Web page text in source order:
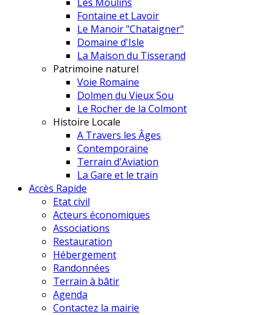
Fontaine et Lavoir
Le Manoir "Chataigner"
Domaine d'Isle
La Maison du Tisserand
Patrimoine naturel
Voie Romaine
Dolmen du Vieux Sou
Le Rocher de la Colmont
Histoire Locale
A Travers les Âges
Contemporaine
Terrain d'Aviation
La Gare et le train
Accès Rapide
Etat civil
Acteurs économiques
Associations
Restauration
Hébergement
Randonnées
Terrain à bâtir
Agenda
Contactez la mairie